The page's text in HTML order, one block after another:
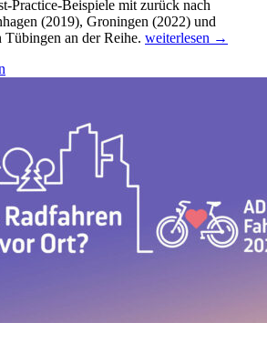
Practice-Beispiele mit zurück nach
(2019), Groningen (2022) und
an der Reihe. Exkursion
weiterlesen →